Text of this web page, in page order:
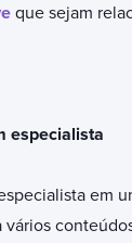
que sejam
especialista
em
vários